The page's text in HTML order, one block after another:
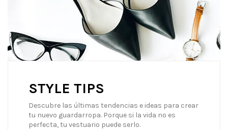
STYLE TIPS
Descubre las últimas tendencias e ideas para crear
tu nuevo guardarropa. Porque si la vida no es
perfecta, tu vestuario puede serlo.